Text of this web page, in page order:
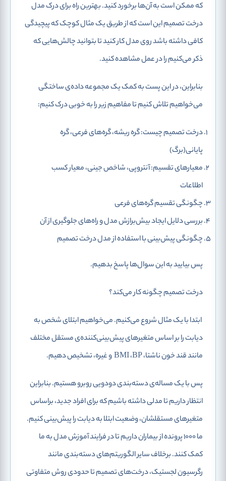
که ممکن است به آن‌ها برخورد کنید. بهترین راه برای درک مدل
درخت تصمیم این است که از طریق یک مثال کوچک که پیچیدگی
کافی داشته باشد روی مدل کار کنید تا بتوانید چالش‌هایی که
ذکر می‌کنیم را در عمل مشاهده کنید.
بنابراین، در این پست به کمک یک مجموعه داده‌ی ساختگی
می‌خواهیم تلاش کنیم تا مفاهیم زیر را به خوبی درک کنیم:
درخت تصمیم چیست: گره ریشه، گره‌های فرعی، گره
پایانی(برگ)
معیارهای تقسیم: آنتروپی، شاخص جینی، معیار کسب
اطلاعات
چگونگی تقسیم گره‌های فرعی
بررسی دلایل ایجاد بیش‌برازش مدل و راه‌های جلوگیری از آن
چگونگی پیش‌بینی با استفاده از مدل درخت تصمیم
پس بیایید به این سوال‌ها پاسخ بدهیم.
درخت تصمیم چگونه کار می‌کند؟
ابتدا با یک مثال شروع می‌کنیم. می‌خواهیم ابتلای شخص به
دیابت را بر اساس متغیرهای پیش‌بینی‌کننده‌ی مستقل مختلف
مانند قند خون ناشتا، BMI ،BP و غیره، تشخیص دهیم.
پس با یک مساله‌ی دسته‌بندی دودویی روبرو هستیم. بنابراین
انتظار داریم تا مدلی داشته باشیم که برای افراد جدید، براساس
متغیرهای مستقلشان، وضعیت ابتلا به دیابت را پیش‌بینی کنیم.
ما 1000 پرونده از بیماران داریم تا در فرایند آموزش مدل به ما
کمک کنند. برخلاف سایر الگوریتم‌های دسته‌بندی مانند
رگرسیون لجستیک، درخت‌های تصمیم تا حدودی روش متفاوتی